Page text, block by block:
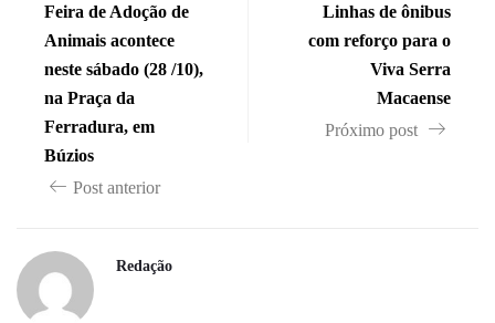
Feira de Adoção de
Animais acontece
neste sábado (28 /10),
na Praça da
Ferradura, em
Búzios
Post anterior
Linhas de ônibus
com reforço para o
Viva Serra
Macaense
Próximo post
Redação